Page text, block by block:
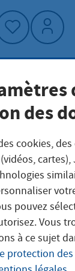
un service
für den
zu einem
des
cookies,
cartes),
pouvez
Vous
à ce sujet
protection